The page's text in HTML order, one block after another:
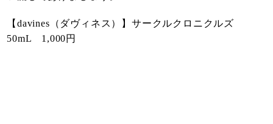
【davines（ダヴィネス）】サークルクロニクルズ
50mL 1,000円